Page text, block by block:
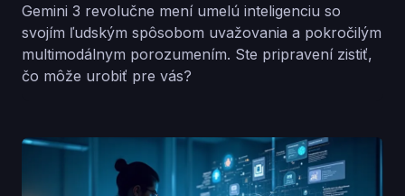
Gemini 3 revolučne mení umelú inteligenciu so
svojím ľudským spôsobom uvažovania a pokročilým
multimodálnym porozumením. Ste pripravení zistiť,
čo môže urobiť pre vás?